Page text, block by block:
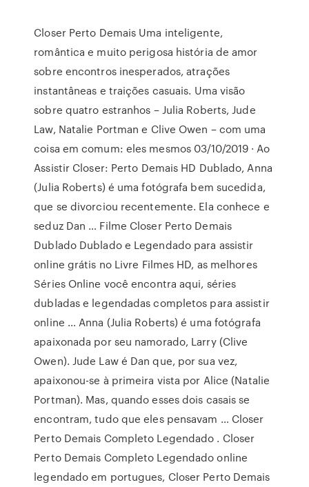
Closer Perto Demais Uma inteligente,
romântica e muito perigosa história de amor
sobre encontros inesperados, atrações
instantâneas e traições casuais. Uma visão
sobre quatro estranhos – Julia Roberts, Jude
Law, Natalie Portman e Clive Owen – com uma
coisa em comum: eles mesmos 03/10/2019 · Ao
Assistir Closer: Perto Demais HD Dublado, Anna
(Julia Roberts) é uma fotógrafa bem sucedida,
que se divorciou recentemente. Ela conhece e
seduz Dan … Filme Closer Perto Demais
Dublado Dublado e Legendado para assistir
online grátis no Livre Filmes HD, as melhores
Séries Online você encontra aqui, séries
dubladas e legendadas completos para assistir
online … Anna (Julia Roberts) é uma fotógrafa
apaixonada por seu namorado, Larry (Clive
Owen). Jude Law é Dan que, por sua vez,
apaixonou-se à primeira vista por Alice (Natalie
Portman). Mas, quando esses dois casais se
encontram, tudo que eles pensavam … Closer
Perto Demais Completo Legendado . Closer
Perto Demais Completo Legendado online
legendado em portugues, Closer Perto Demais